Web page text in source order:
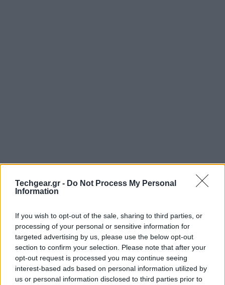
Techgear.gr - Do Not Process My Personal
Information
If you wish to opt-out of the sale, sharing to third parties, or
processing of your personal or sensitive information for
targeted advertising by us, please use the below opt-out
section to confirm your selection. Please note that after your
opt-out request is processed you may continue seeing
interest-based ads based on personal information utilized by
us or personal information disclosed to third parties prior to